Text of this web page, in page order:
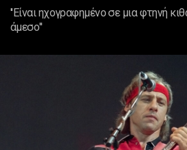
''Είναι ηχογραφημένο σε μια φτηνή
άμεσο''